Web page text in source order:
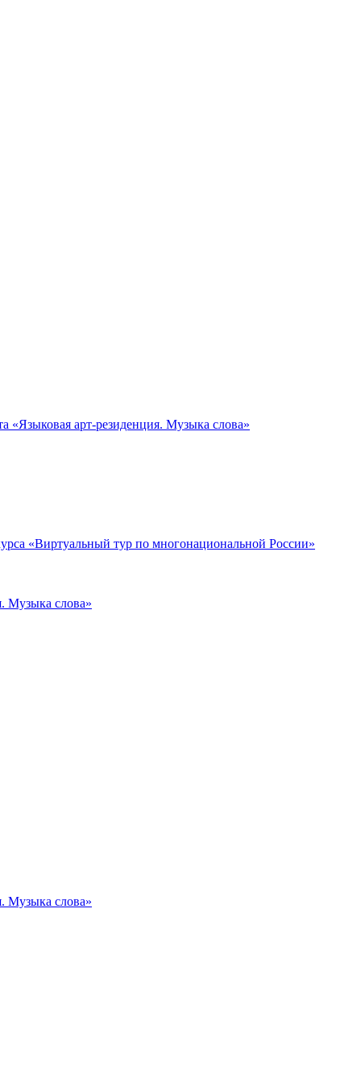
«Языковая арт-резиденция. Музыка слова»
«Виртуальный тур по многонациональной России»
Музыка слова»
Музыка слова»